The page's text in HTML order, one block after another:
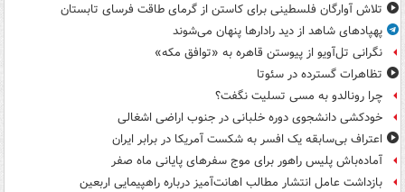
تلاش آوارگان فلسطینی برای کاستن از گرمای طاقت فرسای تابستان
پهپادهای شاهد از دید رادارها پنهان می‌شوند
نگرانی تل‌آویو از پیوستن قاهره به «توافق مکه»
تظاهرات گسترده در سئوتا
چرا رونالدو به مسی تسلیت نگفت؟
خودکشی دانشجوی دوره خلبانی در جنوب اراضی اشغالی
اعتراف بی‌سابقه یک افسر به شکست آمریکا در برابر ایران
آماده‌باش پلیس راهور برای موج سفرهای پایانی ماه صفر
بازداشت عامل انتشار مطالب اهانت‌آمیز درباره راهپیمایی اربعین